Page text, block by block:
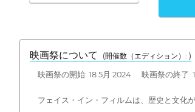
映画祭について (開催数（エディション）: )
映画祭の開始: 18 5月 2024 映画祭の終了:
フェイス・イン・フィルムは、歴史と文化